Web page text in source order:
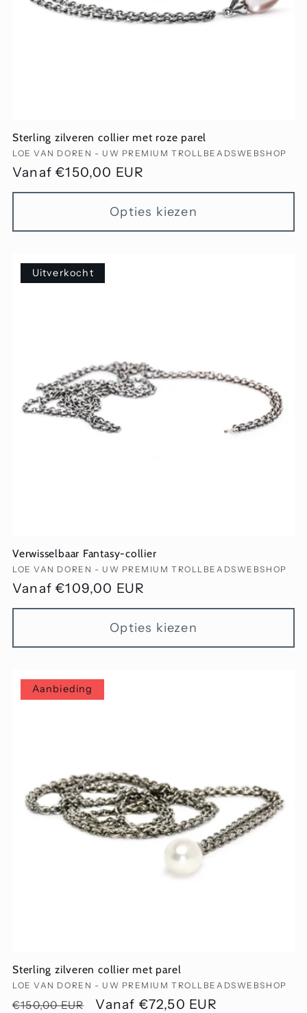
Sterling zilveren collier met roze parel
Verkoper:
LOE VAN DOREN - UW PREMIUM TROLLBEADSWEBSHOP
Normale
prijs
Vanaf €150,00 EUR
Opties kiezen
Uitverkocht
Verwisselbaar Fantasy-collier
Verkoper:
LOE VAN DOREN - UW PREMIUM TROLLBEADSWEBSHOP
Normale
prijs
Vanaf €109,00 EUR
Opties kiezen
Aanbieding
Sterling zilveren collier met parel
Verkoper:
LOE VAN DOREN - UW PREMIUM TROLLBEADSWEBSHOP
Normale
€150,00 EUR Aanbiedingsprijs
Vanaf €72,50 EUR